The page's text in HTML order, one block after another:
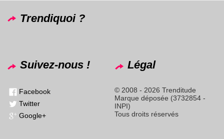
Trendiquoi ?
Suivez-nous !
Facebook
Twitter
Google+
Légal
© 2008 - 2026 Trenditude
Marque déposée (3732854 -
INPI)
Tous droits réservés